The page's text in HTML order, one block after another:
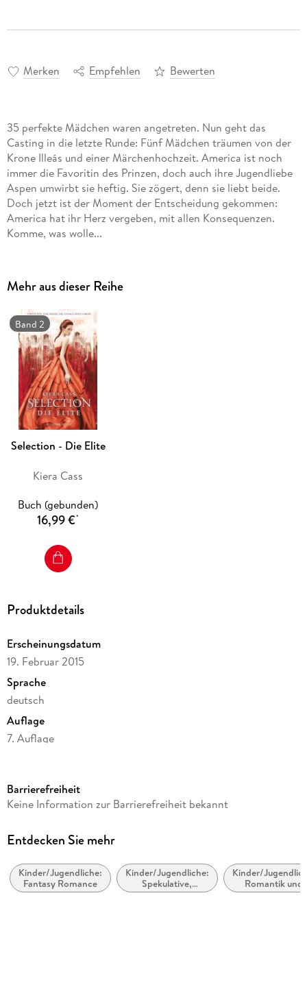
Merken Empfehlen Bewerten
35 perfekte Mädchen waren angetreten. Nun geht das
Casting in die letzte Runde: Fünf Mädchen träumen von der
Krone Illeás und einer Märchenhochzeit. America ist noch
immer die Favoritin des Prinzen, doch auch ihre Jugendliebe
Aspen umwirbt sie heftig. Sie zögert, denn sie liebt beide.
Doch jetzt ist der Moment der Entscheidung gekommen:
America hat ihr Herz vergeben, mit allen Konsequenzen.
Komme, was wolle...
Mehr aus dieser Reihe
Band 2
Selection - Die Elite
Kiera Cass
Buch (gebunden)
16,99 €*
Produktdetails
Erscheinungsdatum
19. Februar 2015
Sprache
deutsch
Auflage
7. Auflage
Altersempfehlung
Reihe
Autor/Autorin
Kiera Cass
Barrierefreiheit
Keine Information zur Barrierefreiheit bekannt
Entdecken Sie mehr
Kinder/Jugendliche:
Fantasy Romance
Kinder/Jugendliche:
Spekulative,
utopische und
Kinder/
Romantik und